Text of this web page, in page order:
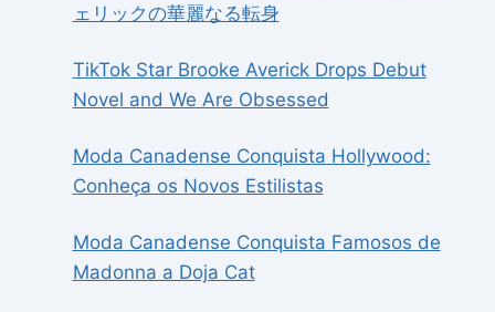
ェリックの華麗なる転身
TikTok Star Brooke Averick Drops Debut
Novel and We Are Obsessed
Moda Canadense Conquista Hollywood:
Conheça os Novos Estilistas
Moda Canadense Conquista Famosos de
Madonna a Doja Cat